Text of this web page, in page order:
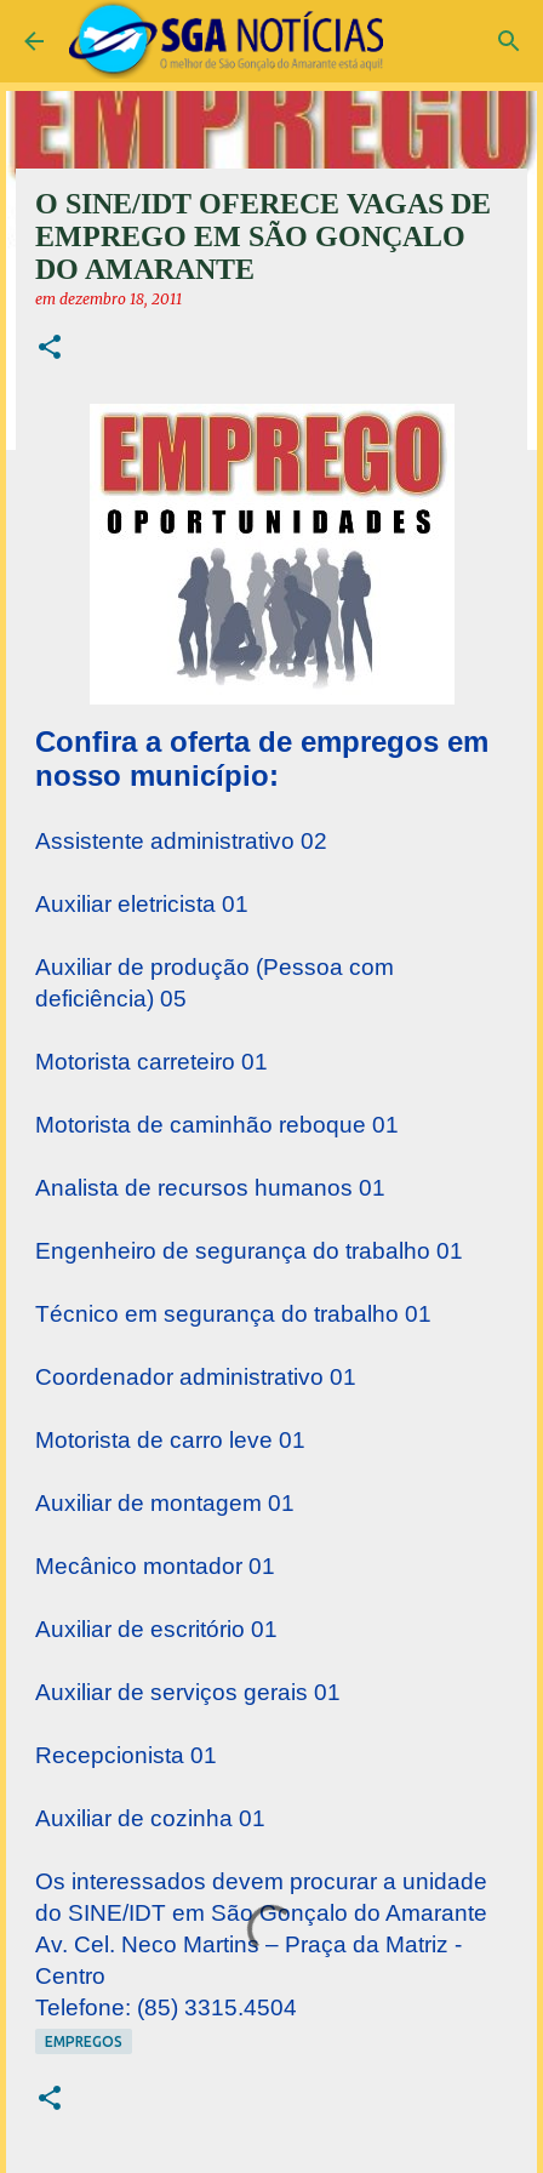
Pular para o conteúdo principal
O SINE/IDT OFERECE VAGAS DE
EMPREGO EM SÃO GONÇALO
DO AMARANTE
em dezembro 18, 2011
Confira a oferta de empregos em
nosso município:
Assistente administrativo 02
Auxiliar eletricista 01
Auxiliar de produção (Pessoa com
deficiência) 05
Motorista carreteiro 01
Motorista de caminhão reboque 01
Analista de recursos humanos 01
Engenheiro de segurança do trabalho 01
Técnico em segurança do trabalho 01
Coordenador administrativo 01
Motorista de carro leve 01
Auxiliar de montagem 01
Mecânico montador 01
Auxiliar de escritório 01
Auxiliar de serviços gerais 01
Recepcionista 01
Auxiliar de cozinha 01
Os interessados devem procurar a unidade
do SINE/IDT em São Gonçalo do Amarante
Av. Cel. Neco Martins – Praça da Matriz -
Centro
Telefone: (85) 3315.4504
EMPREGOS